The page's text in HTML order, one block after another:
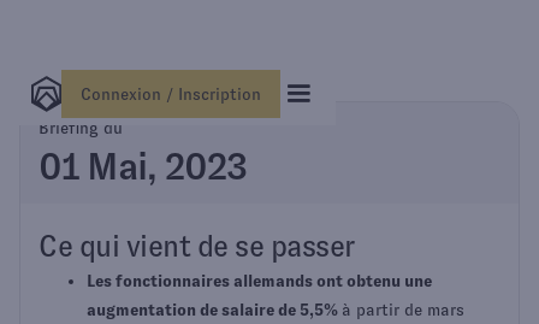
Connexion / Inscription
Briefing du
01 Mai, 2023
Ce qui vient de se passer
Les fonctionnaires allemands ont obtenu une
augmentation de salaire de 5,5% à partir de mars